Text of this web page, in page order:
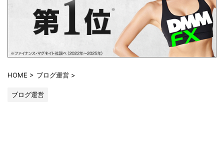
HOME > ブログ運営 >
ブログ運営